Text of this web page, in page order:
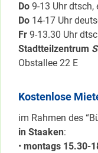
Do 9-13 Uhr dtsch,
Do 14-17 Uhr
Fr 9-13.30 Uhr
Stadtteilzentrum
Obstallee 22 E
Kostenlose
im Rahmen des
in Staaken:
• montags 15.30-